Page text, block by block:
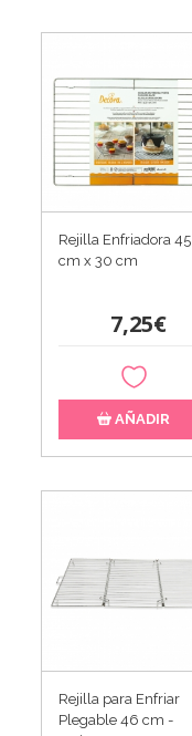
Rejilla Enfriadora 45
cm x 30 cm
7,25€
AÑADIR
Rejilla para Enfriar
Plegable 46 cm -